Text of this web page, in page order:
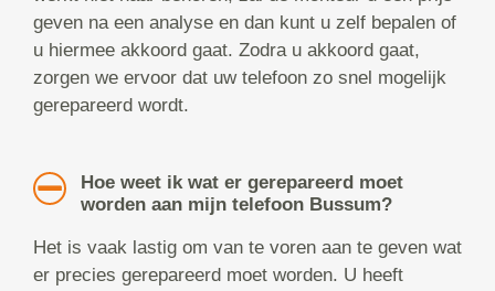
geven na een analyse en dan kunt u zelf bepalen of
u hiermee akkoord gaat. Zodra u akkoord gaat,
zorgen we ervoor dat uw telefoon zo snel mogelijk
gerepareerd wordt.
Hoe weet ik wat er gerepareerd moet
worden aan mijn telefoon Bussum?
Het is vaak lastig om van te voren aan te geven wat
er precies gerepareerd moet worden. U heeft